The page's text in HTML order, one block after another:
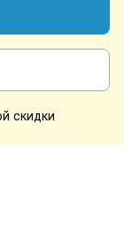
скидки